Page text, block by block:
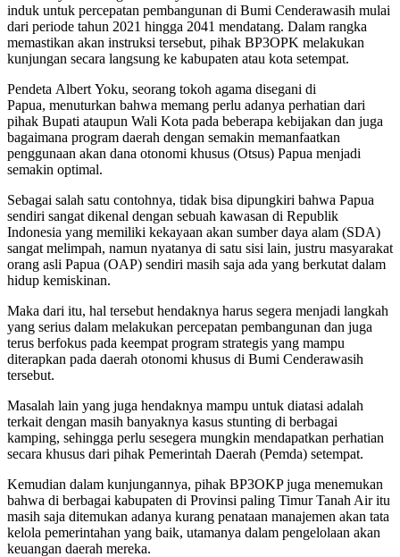
induk untuk percepatan pembangunan di Bumi Cenderawasih mulai
dari periode tahun 2021 hingga 2041 mendatang. Dalam rangka
memastikan akan instruksi tersebut, pihak BP3OPK melakukan
kunjungan secara langsung ke kabupaten atau kota setempat.
Pendeta Albert Yoku, seorang tokoh agama disegani di
Papua, menuturkan bahwa memang perlu adanya perhatian dari
pihak Bupati ataupun Wali Kota pada beberapa kebijakan dan juga
bagaimana program daerah dengan semakin memanfaatkan
penggunaan akan dana otonomi khusus (Otsus) Papua menjadi
semakin optimal.
Sebagai salah satu contohnya, tidak bisa dipungkiri bahwa Papua
sendiri sangat dikenal dengan sebuah kawasan di Republik
Indonesia yang memiliki kekayaan akan sumber daya alam (SDA)
sangat melimpah, namun nyatanya di satu sisi lain, justru masyarakat
orang asli Papua (OAP) sendiri masih saja ada yang berkutat dalam
hidup kemiskinan.
Maka dari itu, hal tersebut hendaknya harus segera menjadi langkah
yang serius dalam melakukan percepatan pembangunan dan juga
terus berfokus pada keempat program strategis yang mampu
diterapkan pada daerah otonomi khusus di Bumi Cenderawasih
tersebut.
Masalah lain yang juga hendaknya mampu untuk diatasi adalah
terkait dengan masih banyaknya kasus stunting di berbagai
kamping, sehingga perlu sesegera mungkin mendapatkan perhatian
secara khusus dari pihak Pemerintah Daerah (Pemda) setempat.
Kemudian dalam kunjungannya, pihak BP3OKP juga menemukan
bahwa di berbagai kabupaten di Provinsi paling Timur Tanah Air itu
masih saja ditemukan adanya kurang penataan manajemen akan tata
kelola pemerintahan yang baik, utamanya dalam pengelolaan akan
keuangan daerah mereka.